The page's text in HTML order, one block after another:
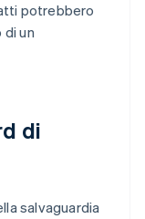
potrebbero
di un
di
salvaguardia